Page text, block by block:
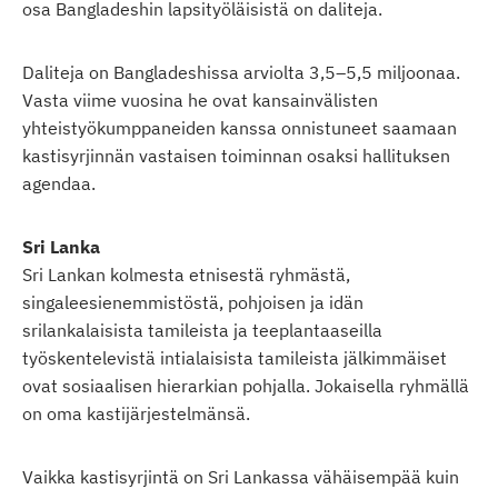
osa Bangladeshin lapsityöläisistä on daliteja.
Daliteja on Bangladeshissa arviolta 3,5–5,5 miljoonaa.
Vasta viime vuosina he ovat kansainvälisten
yhteistyökumppaneiden kanssa onnistuneet saamaan
kastisyrjinnän vastaisen toiminnan osaksi hallituksen
agendaa.
Sri Lanka
Sri Lankan kolmesta etnisestä ryhmästä,
singaleesienemmistöstä, pohjoisen ja idän
srilankalaisista tamileista ja teeplantaaseilla
työskentelevistä intialaisista tamileista jälkimmäiset
ovat sosiaalisen hierarkian pohjalla. Jokaisella ryhmällä
on oma kastijärjestelmänsä.
Vaikka kastisyrjintä on Sri Lankassa vähäisempää kuin